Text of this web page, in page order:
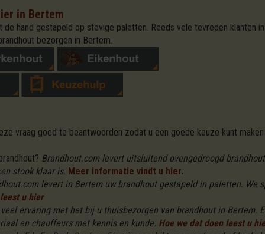
in Bertem
hand gestapeld op stevige paletten. Reeds vele tevreden klanten
bezorgen in Bertem.
vraag goed te beantwoorden zodat u een goede keuze kunt
Brandhout.com levert uitsluitend ovengedroogd
stook klaar is. Meer informatie vindt u hier.
levert in Bertem uw brandhout gestapeld in paletten. We
u hier
ervaring met het bij u thuisbezorgen van brandhout in Bertem.
en chauffeurs met kennis en kunde. Hoe we dat doen leest u